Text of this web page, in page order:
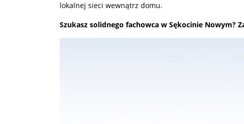
lokalnej sieci wewnątrz domu.
Szukasz solidnego fachowca w Sękocinie Nowym?